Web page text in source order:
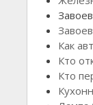
Как
Кто
Кто